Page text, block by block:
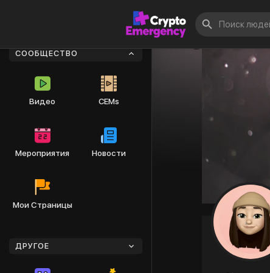
СООБЩЕСТВО
Видео CEMs
Мероприятия Новости
Мои Страницы
ДРУГОЕ